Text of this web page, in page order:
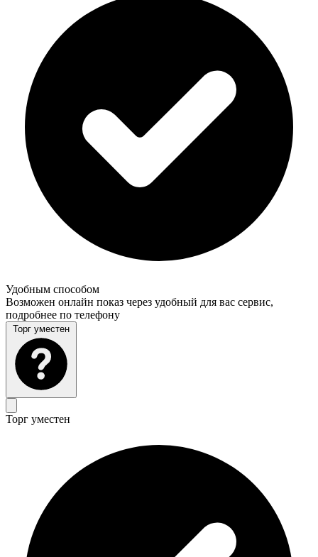
Удобным способом
Возможен онлайн показ через удобный для вас сервис,
подробнее по телефону
Торг уместен
Торг уместен